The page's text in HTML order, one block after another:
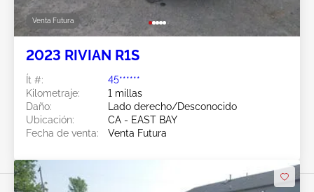
Venta Futura
2023 RIVIAN R1S
Ít #:
45******
Kilometraje:
1 millas
Daño:
Lado derecho/Desconocido
Ubicación:
CA - EAST BAY
Fecha de venta:
Venta Futura